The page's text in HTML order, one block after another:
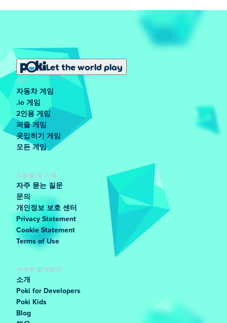
Let the world play
인기
자동차 게임
.io 게임
2인용 게임
퍼즐 게임
옷입히기 게임
모든 게임
도움말 및 지원
자주 묻는 질문
문의
개인정보 보호 센터
Privacy Statement
Cookie Statement
Terms of Use
자세히 알아보기
소개
Poki for Developers
Poki Kids
Blog